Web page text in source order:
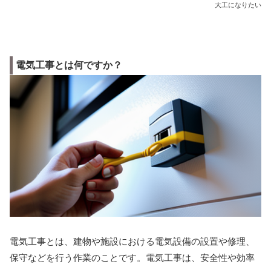
大工になりたい
電気工事とは何ですか？
電気工事とは、建物や施設における電気設備の設置や修理、
保守などを行う作業のことです。電気工事は、安全性や効率